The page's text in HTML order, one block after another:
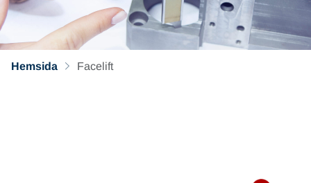
Hemsida Facelift